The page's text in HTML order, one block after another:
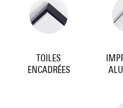
TOILES
ENCADRÉES